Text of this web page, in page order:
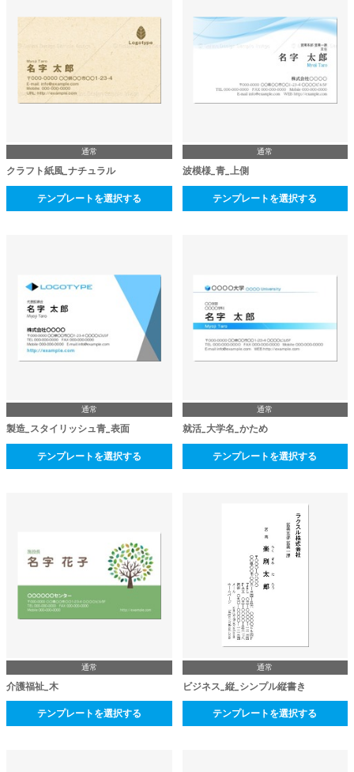
通常
クラフト紙風_ナチュラル
テンプレートを選択する
通常
波模様_青_上側
テンプレートを選択する
通常
製造_スタイリッシュ青_表面
テンプレートを選択する
通常
就活_大学名_かため
テンプレートを選択する
通常
介護福祉_木
テンプレートを選択する
通常
ビジネス_縦_シンプル縦書き
テンプレートを選択する